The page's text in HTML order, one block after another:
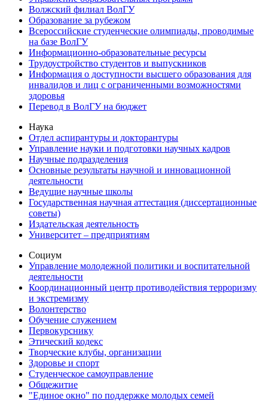
Волжский филиал ВолГУ
Образование за рубежом
Всероссийские студенческие олимпиады, проводимые
на базе ВолГУ
Информационно-образовательные ресурсы
Трудоустройство студентов и выпускников
Информация о доступности высшего образования для
инвалидов и лиц с ограниченными возможностями
здоровья
Перевод в ВолГУ на бюджет
Наука
Отдел аспирантуры и докторантуры
Управление науки и подготовки научных кадров
Научные подразделения
Основные результаты научной и инновационной
деятельности
Ведущие научные школы
Государственная научная аттестация (диссертационные
советы)
Издательская деятельность
Университет – предприятиям
Социум
Управление молодежной политики и воспитательной
деятельности
Координационный центр противодействия терроризму
и экстремизму
Волонтерство
Обучение служением
Первокурснику
Этический кодекс
Творческие клубы, организации
Здоровье и спорт
Студенческое самоуправление
Общежитие
"Единое окно" по поддержке молодых семей